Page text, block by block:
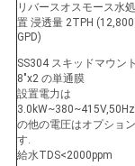
リバースオスモース水
置 浸透量 2TPH (12,800
GPD)
SS304 スキッドマウント
8"x2 の単通膜
設置電力は
の他の電圧はオプショ
す.
給水TDS<2000ppm